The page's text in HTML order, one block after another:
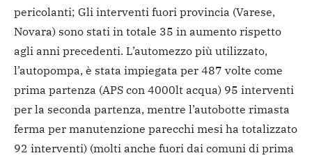
pericolanti; Gli interventi fuori provincia (Varese,
Novara) sono stati in totale 35 in aumento rispetto
agli anni precedenti. L’automezzo più utilizzato,
l’autopompa, è stata impiegata per 487 volte come
prima partenza (APS con 4000lt acqua) 95 interventi
per la seconda partenza, mentre l’autobotte rimasta
ferma per manutenzione parecchi mesi ha totalizzato
92 interventi) (molti anche fuori dai comuni di prima